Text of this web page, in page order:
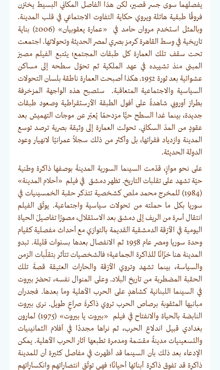
يفصلهما سوى جسر قصير، لكن هذا الفاصل المكاني البسيط يختزن
فروقًا طبقية هائلة ويروي حكاية التفاوت الاجتماعي في قلب المدينة.
وبالمثل استخدم مروان حامد في «عمارة يعقوبيان» (2006) بناية
تاريخية في وسط القاهرة كرمز بصري لمصر الحديثة وتحولاتها. اجتمعت
تحت سقف تلك العمارة كل طبقات المجتمع؛ يتتبع الفيلم مصيرَ
المبنى منذ تشييده في عهد الملكية ثم تحوّل سطحه إلى مساكن
عشوائية بعد ثورة 1952. هكذا أصبحت العمارة ناطقة بلسان التحولات
السياسية والاجتماعية المتعاقبة. ستصبح هذه الواجهة المزخرفة
بطراز أوروبي شاهدةً على أفول الطبقة الأرستقراطية وصعود طبقات
جديدة، بينما غدا السطح حيًّا مزدحمًا يُعبّر عن موجات التهميش بعد
عقودٍ من المدّ السكاني. تحولت العمارة إلى وثيقة بصرية ترصد توسع
المدينة وازدياد فقرائها، بل وأكثر من ذلك سجلاً عمرانيًا لانهيار وعود
الدولة الحديثة.
على نحو موازٍ، قدّمت السينما السورية المدينةَ بوصفها ذاكرة وطنية
حيّة تشهد على تقلبات التاريخ. تظهر دمشق في فيلم «أحلام المدينة»
(1984) للمخرج محمد ملص كشخصية تتذكر حقبة الخمسينيات في
سوريا بكل ما حملته من تحولات سياسية واجتماعية. يوثّق الفيلم
انتقال أسرة من الريف إلى دمشق بعد الاستقلال، مصورًا تفاصيلَ الحياة
اليومية في الأزقة الدمشقية القديمة بالتوازي مع أحداث مفصلية كقيام
وحدة سوريا ومصر عام 1958 ثم الانفصال بعدها بسنوات قليلة. تبدو
المدينة هنا خزّانًا للذاكرة الجماعية؛ فالشخصيات تتأثر بتقلّبات الزمن
والسياسة، بينما تشهد وتروي الأزقة والحارات العتيقة قصةَ تلك
الحقبة المضطربة من تاريخ البلاد. وعلى المنوال نفسه، تحضرُ بيروت
في السينما اللبنانية كشاهدٍ على الحرب الأهلية وما بعدها. فجدران
مبانيها المثقوبة برصاص الحرب تروي ذاكرةَ صراعٍ طويل. نرى بيروت
النابضة بالحياة والانفتاح في فيلم «بيروت يا بيروت» (1975) لمارون
بغدادي قبيل اندلاع الحرب، ثم نراها مجددًا في أفلام الثمانينيات
والتسعينيات مدينةً مقسّمة ومدمرة تطبعها آثار الحرب الأهلية. يمكن
الإدعاء بعد ذلك بأن السينما قد أظهرت في مفاصل كثيرة أن للمدينة
ذاكرة قد تفوق ذاكرة أبنائها أحيانًا؛ فهي توثّق انتصاراتهم وانكساراتهم